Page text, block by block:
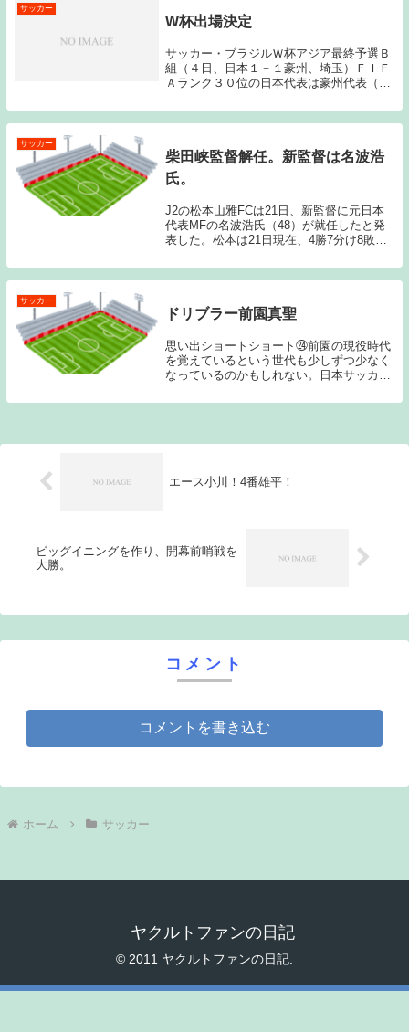
サッカー
W杯出場決定
サッカー・ブラジルＷ杯アジア最終予選Ｂ
組（４日、日本１－１豪州、埼玉）ＦＩＦ
Ａランク３０位の日本代表は豪州代表（同
し、５大会連続５度目のＷ杯出場を決め
た。１点を追う後半ロスタイムに本田圭佑
サッカー
柴田峡監督解任。新監督は名波浩
氏。
J2の松本山雅FCは21日、新監督に元日本
代表MFの名波浩氏（48）が就任したと発
表した。松本は21日現在、4勝7分け8敗で
との契約を解除した。名波氏は「自分の持
っている力のすべてをクラブのために還
サッカー
ドリブラー前園真聖
思い出ショートショート㉔前園の現役時代
を覚えているという世代も少しずつ少なく
なっているのかもしれない。日本サッカー
→中田英寿→本田圭佑というイメージがあ
エース小川！4番雄平！
ビッグイニングを作り、開幕前哨戦を
大勝。
コメント
コメントを書き込む
ホーム サッカー
ヤクルトファンの日記
© 2011 ヤクルトファンの日記.